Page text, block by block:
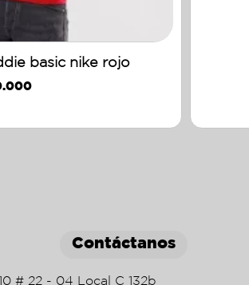
basic nike rojo
Contáctanos
# 22 - 04 Local C 132b